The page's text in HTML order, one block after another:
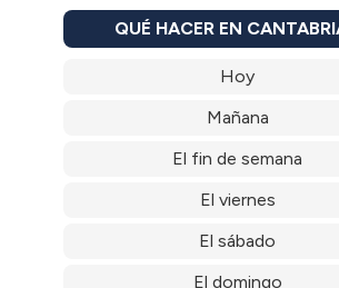
QUÉ HACER EN
Hoy
Mañana
El fin de semana
El viernes
El sábado
El domingo